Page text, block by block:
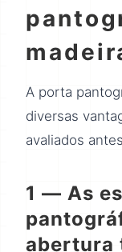
A porta
diversas
avaliados
1 — As
abertura